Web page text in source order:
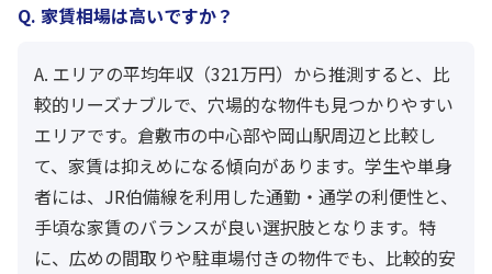
Q. 家賃相場は高いですか？
A. エリアの平均年収（321万円）から推測すると、比
較的リーズナブルで、穴場的な物件も見つかりやすい
エリアです。倉敷市の中心部や岡山駅周辺と比較し
て、家賃は抑えめになる傾向があります。学生や単身
者には、JR伯備線を利用した通勤・通学の利便性と、
手頃な家賃のバランスが良い選択肢となります。特
に、広めの間取りや駐車場付きの物件でも、比較的安